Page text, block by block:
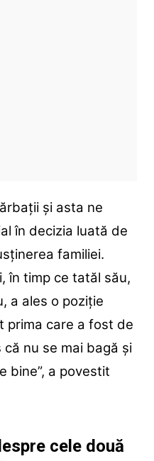
și asta ne
în decizia luată de
familiei.
în timp ce tatăl său,
a ales o poziție
prima care a fost de
nu se mai bagă și
bine”, a povestit
cele două